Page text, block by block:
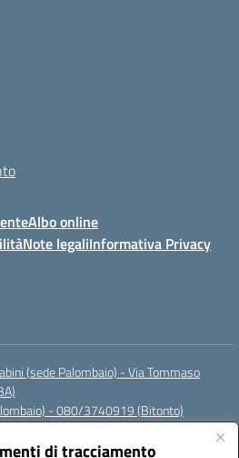
di tracciamento
Albo online
Note legaliInformativa Privacy
(sede Palombaio) - Via Tommaso
- 080/3740919 (Bitonto)
baic80800a@pec.istruzione.it